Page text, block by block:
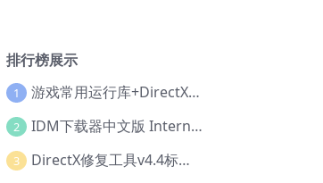
排行榜展示
1 游戏常用运行库+DirectX修复增强版
2 IDM下载器中文版 Internet Download Manager v6.42.36 IDM
3 DirectX修复工具v4.4标准版+增强版+在线修复版